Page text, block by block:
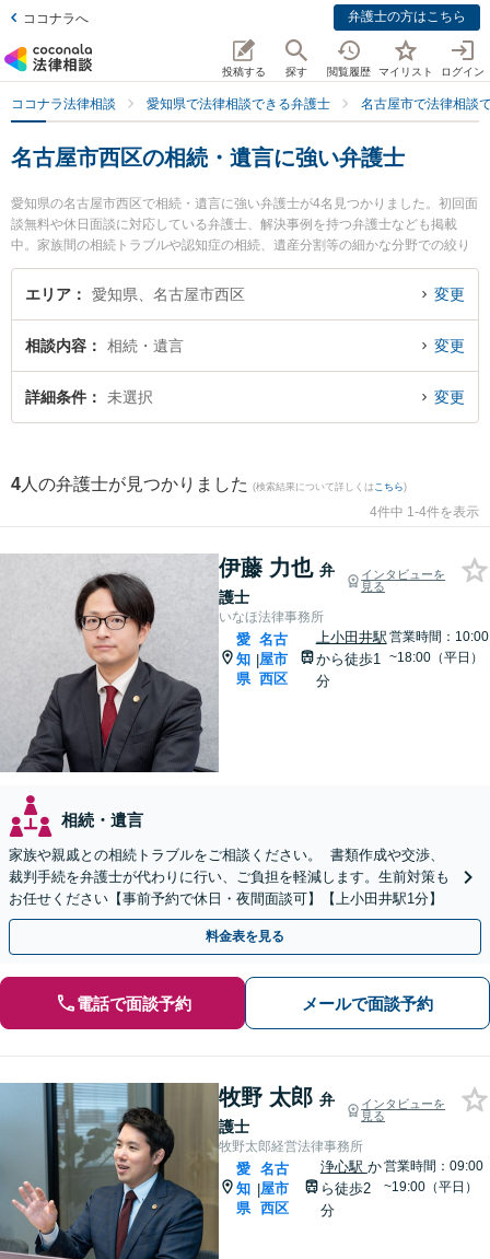
ココナラへ 弁護士の方はこちら
投稿する 探す 閲覧履歴 マイリスト ログイン
ココナラ法律相談 愛知県で法律相談できる弁護士 名古屋市で法律相談
名古屋市西区の相続・遺言に強い弁護士
愛知県の名古屋市西区で相続・遺言に強い弁護士が4名見つかりました。初回面
談無料や休日面談に対応している弁護士、解決事例を持つ弁護士なども掲載
中。家族間の相続トラブルや認知症の相続、遺産分割等の細かな分野での絞り
込み検索もでき便利です。特にいなほ法律事務所の伊藤 力也弁護士や牧野太郎
経営法律事務所の牧野 太郎弁護士、ながえ法律事務所の長江 昂紀弁護士のプロ
『相続・遺言のトラブル解決の実績豊富な近くの弁護士を検索したい』『初回
相談無料で相続・遺言を法律相談できる名古屋市西区内の弁護士に相談予約し
たい』などでお困りの相談者さんにおすすめです。
エリア 愛知県、名古屋市西区 変更
相談内容 相続・遺言 変更
詳細条件 未選択 変更
4 人の弁護士が見つかりました (検索結果について詳しくは こちら)
4件中 1-4件を表示
伊藤 力也 弁
護士
インタビューを
見る
いなほ法律事務所
愛
知
県
|
名古
屋市
西区
上小田井駅
から徒歩1
分
営業時間：10:00
~18:00（平日）
相続・遺言
家族や親戚との相続トラブルをご相談ください。 書類作成や交渉、
裁判手続を弁護士が代わりに行い、ご負担を軽減します。生前対策も
お任せください【事前予約で休日・夜間面談可】【上小田井駅1分】
料金表を見る
電話で面談予約 メールで面談予約
牧野 太郎 弁
護士
インタビューを
見る
牧野太郎経営法律事務所
愛
知
県
|
名古
屋市
西区
浄心駅 か
ら徒歩2
分
営業時間：09:00
~19:00（平日）